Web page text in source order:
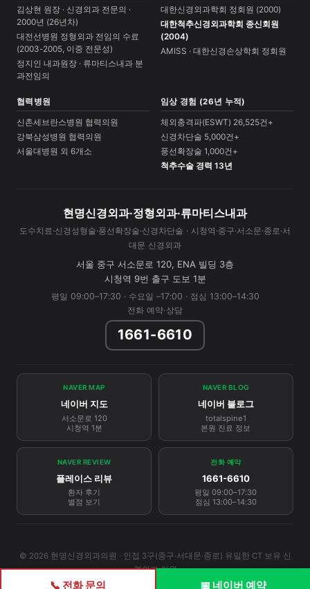
김상현 원장 · 신경외과 전문의 ·
2000년 (26년차)
대전선병원 정형외과 전임의 수료
(2003-2005, 이중 전문성)
정지인 내과원장 · 류마티스내과 분
과전임의
대한신경외과학회 정회원 (2000)
대한척추신경외과학회 종신회원
(2004)
AMISS · 대한신경손상학회 정회원
협력병원
신촌세브란스병원 협력의원
강북삼성병원 협력의원
서울대병원 외 6개소
임상 경험 (26년 누적)
체외충격파(ESWT) 26,525건+
신경차단술 5,000건+
풍선확장술 1,000건+
척추수술 경력 13년
현명신경외과·정형외과·류마티스내과
도수치료·신경성형술·풍선확장술·신경차단술 · 시청역·중구·서소문·종로·서
대문 신경외과
서울 중구 서소문로 120, ENA 빌딩 3층
시청역 9번 출구 도보 1분
평일 09:00–17:30 · 수요일 –17:00 · 점심 13:00–14:30
전화 예약·상담
1661-6610
NAVER MAP
네이버 지도
서소문로 120
시청역 1분
NAVER BLOG
네이버 블로그
totalspine1
본원 진료 정보
NAVER REVIEW
플레이스 리뷰
환자 후기
별점 보기
전화 예약
1661-6610
평일 09:00–17:30
점심 13:00–14:30
© 2026 현명신경외과의원 · 인접 3구(중구·서대문·종로) 유일한 CT 보유 신
경외과 의원
📞 전화 문의 📅 네이버 예약